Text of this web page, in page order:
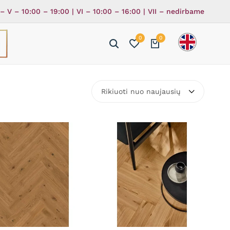
V – 10:00 – 19:00 | VI – 10:00 – 16:00 | VII – nedirbame
0 0
Rikiuoti nuo naujausių